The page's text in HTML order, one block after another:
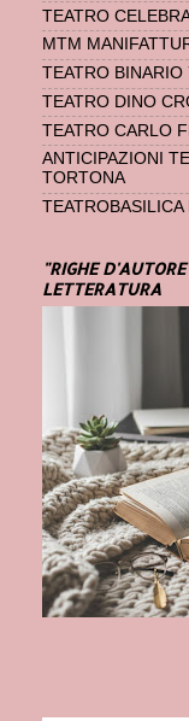
TEATRO
MTM
TEATRO
TEATRO DINO
TEATRO CARLO
ANTICIPAZIONI
TORTONA
TEATROBASILICA
"RIGHE
LETTERATURA